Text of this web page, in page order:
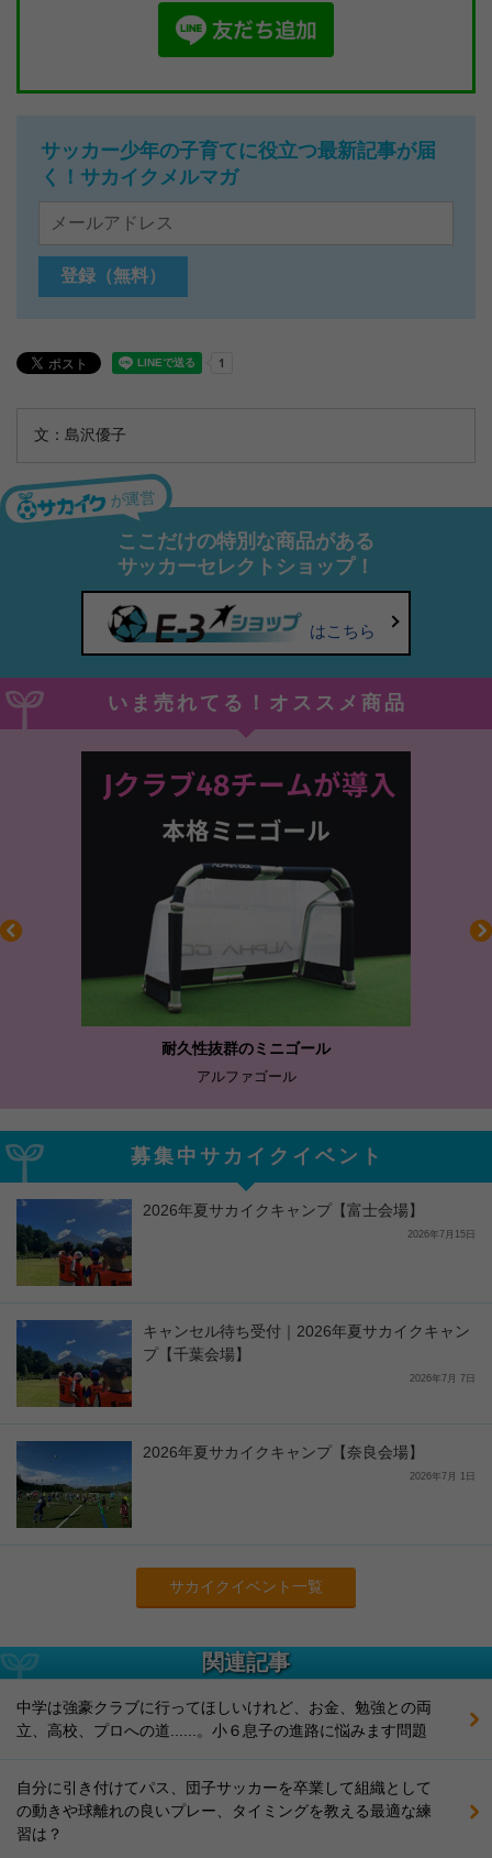
サッカー少年の子育てに役立つ最新記事が届
く！サカイクメルマガ
文：島沢優子
が運営
ここだけの特別な商品がある
サッカーセレクトショップ！
はこちら
いま売れてる！オススメ商品
耐久性抜群のミニゴール
アルファゴール
募集中サカイクイベント
2026年夏サカイクキャンプ【富士会場】
2026年7月15日
キャンセル待ち受付｜2026年夏サカイクキャン
プ【千葉会場】
2026年7月 7日
2026年夏サカイクキャンプ【奈良会場】
2026年7月 1日
サカイクイベント一覧
関連記事
中学は強豪クラブに行ってほしいけれど、お金、勉強との両
立、高校、プロへの道......。小６息子の進路に悩みます問題
自分に引き付けてパス、団子サッカーを卒業して組織として
の動きや球離れの良いプレー、タイミングを教える最適な練
習は？